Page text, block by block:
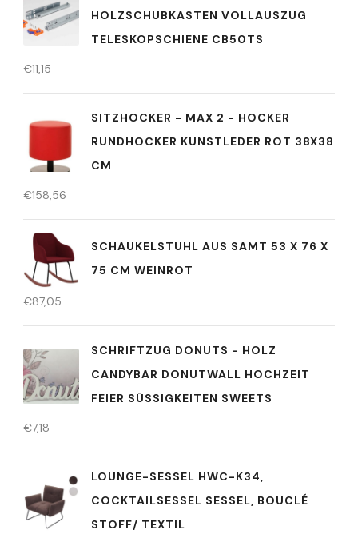
HOLZSCHUBKASTEN VOLLAUSZUG
TELESKOPSCHIENE CB50TS
€11,15
SITZHOCKER - MAX 2 - HOCKER
RUNDHOCKER KUNSTLEDER ROT 38X38
CM
€158,56
SCHAUKELSTUHL AUS SAMT 53 X 76 X
75 CM WEINROT
€87,05
SCHRIFTZUG DONUTS - HOLZ
CANDYBAR DONUTWALL HOCHZEIT
FEIER SÜSSIGKEITEN SWEETS
€7,18
LOUNGE-SESSEL HWC-K34,
COCKTAILSESSEL SESSEL, BOUCLÉ
STOFF/ TEXTIL